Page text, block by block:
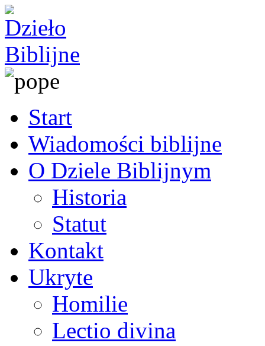
Start
Wiadomości biblijne
O Dziele Biblijnym
Historia
Statut
Kontakt
Ukryte
Homilie
Lectio divina